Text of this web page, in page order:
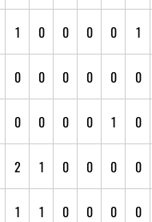
1 0 0 0 0 1
0 0 0 0 0 0
0 0 0 0 1 0
2 1 0 0 0 0
1 1 0 0 0 0